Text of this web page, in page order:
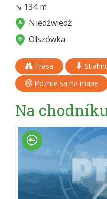
↘ 134 m
Niedźwiedź
Olszówka
Trasa
Pozrite sa na mape
Na